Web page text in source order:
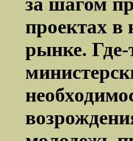
проектах
рынке. Где-